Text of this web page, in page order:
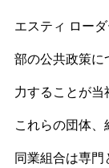
エスティ ロー
部の公共政策に
力することが当
これらの団体
同業組合は専